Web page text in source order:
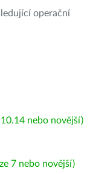
operační
nebo novější)
7 nebo novější)